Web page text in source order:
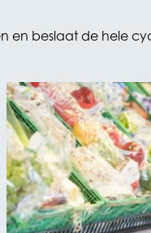
en beslaat de hele